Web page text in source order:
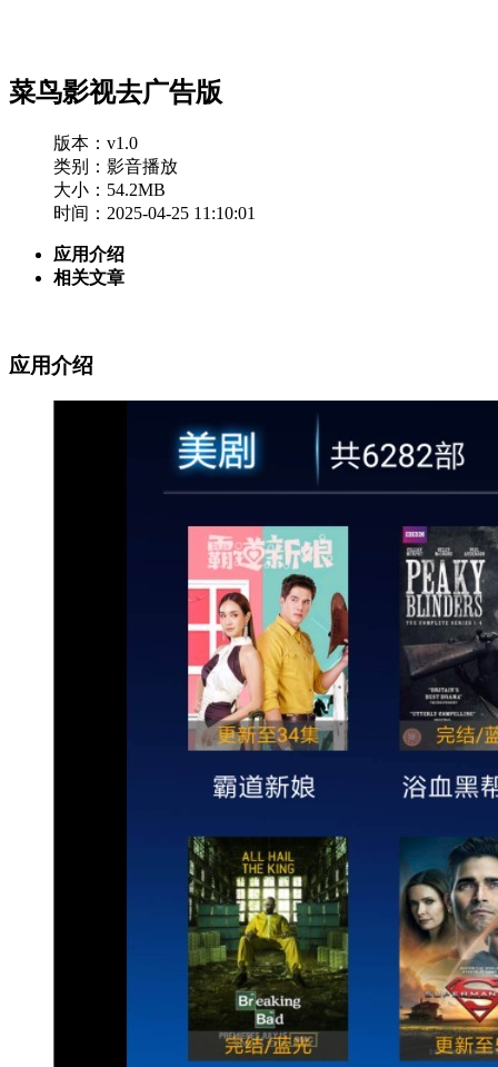
菜鸟影视去广告版
版本：v1.0
类别：影音播放
大小：54.2MB
时间：2025-04-25 11:10:01
应用介绍
相关文章
应用介绍